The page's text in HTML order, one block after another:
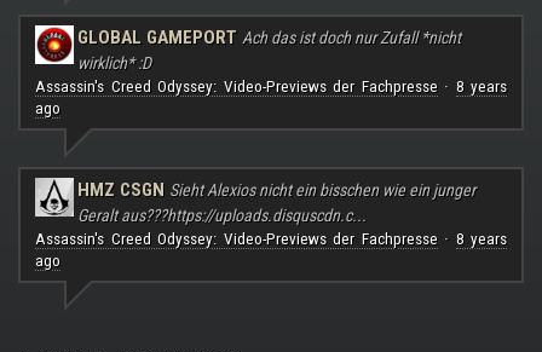
GLOBAL GAMEPORT Ach das ist doch nur Zufall *nicht
wirklich* :D
Assassin's Creed Odyssey: Video-Previews der Fachpresse· 8 years
ago
HMZ CSGN Sieht Alexios nicht ein bisschen wie ein junger
Geralt aus???https://uploads.disquscdn.c...
Assassin's Creed Odyssey: Video-Previews der Fachpresse· 8 years
ago